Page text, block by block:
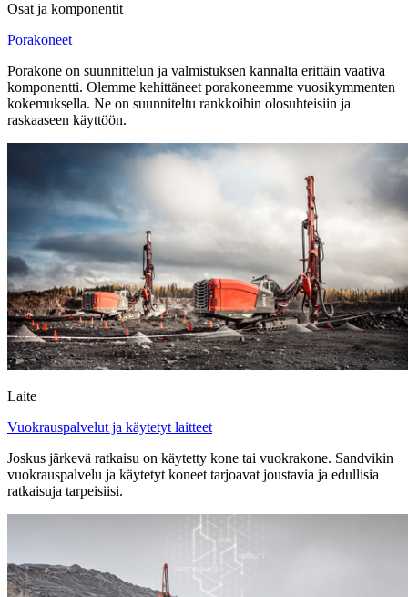
Osat ja komponentit
Porakoneet
Porakone on suunnittelun ja valmistuksen kannalta erittäin vaativa
komponentti. Olemme kehittäneet porakoneemme vuosikymmenten
kokemuksella. Ne on suunniteltu rankkoihin olosuhteisiin ja
raskaaseen käyttöön.
Laite
Vuokrauspalvelut ja käytetyt laitteet
Joskus järkevä ratkaisu on käytetty kone tai vuokrakone. Sandvikin
vuokrauspalvelu ja käytetyt koneet tarjoavat joustavia ja edullisia
ratkaisuja tarpeisiisi.